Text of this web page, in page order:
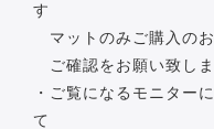
す
マットのみご購入の
ご確認をお願い致し
・ご覧になるモニター
て